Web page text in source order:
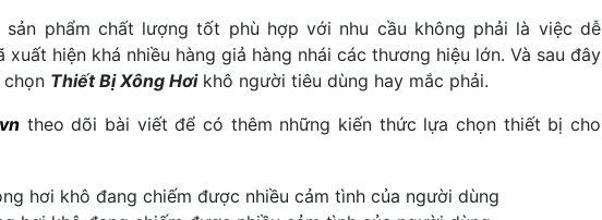
phẩm chất lượng tốt phù hợp với nhu cầu không phải là việc dễ
hiện khá nhiều hàng giả hàng nhái các thương hiệu lớn. Và sau đây
chọn Thiết Bị Xông Hơikhô người tiêu dùng hay mắc phải.
theo dõi bài viết để có thêm những kiến thức lựa chọn thiết bị cho